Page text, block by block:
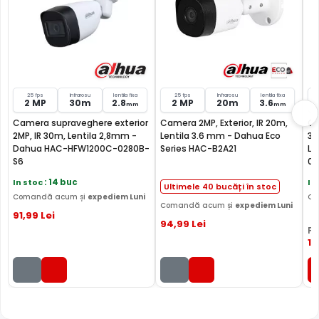
BLC (Backlight Compensation)
Functia BLC (compensarea luminii din spate) cu care este
HFW1200T, permite ca obiectele aflate pe un fundal
unei usi de acces, care in mod normal apar foarte
25 fps
2 MP
Infrarosu
30m
lentila fixa
2.8mm
Camera supraveghere exterior
2MP, IR 30m, Lentila 2,8mm -
Dahua HAC-HFW1200C-0280B-
S6
In stoc: 14 buc
Comandă acum și expediem Luni
91,99 Lei
25 fps
2 MP
Infrarosu
20m
lentila fixa
3.6mm
Camera 2MP, Exterior, IR 20m,
Lentila 3.6 mm - Dahua Eco
Series HAC-B2A21
Ultimele 40 bucăți în stoc
Comandă acum și expediem Luni
94,99 Lei
In